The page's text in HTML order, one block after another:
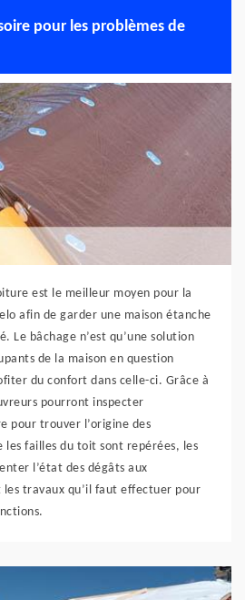
pour les problèmes de
est le meilleur moyen pour la
afin de garder une maison étanche
Le bâchage n’est qu’une solution
de la maison en question
du confort dans celle-ci. Grâce à
pourront inspecter
pour trouver l’origine des
les failles du toit sont repérées, les
l’état des dégâts aux
travaux qu’il faut effectuer pour